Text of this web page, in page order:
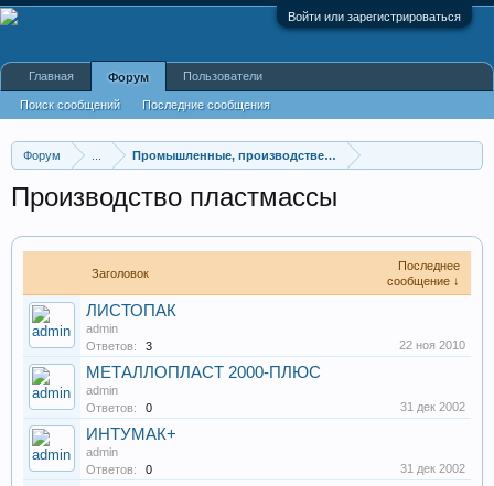
Войти или зарегистрироваться
Форум Промышленные, производственные и перерабатывающие
Производство пластмассы
Заголовок
Последнее
сообщение ↓
ЛИСТОПАК
admin
Ответов:
3 22 ноя 2010
МЕТАЛЛОПЛАСТ 2000-ПЛЮС
admin
Ответов:
0 31 дек 2002
ИНТУМАК+
admin
Ответов:
0 31 дек 2002
Главная Форум
Поиск сообщений Последние сообщения
Пользователи